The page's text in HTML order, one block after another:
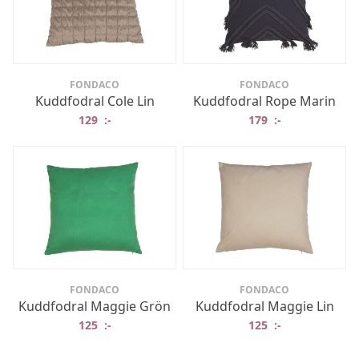
FONDACO
Kuddfodral Cole Lin
129 :-
FONDACO
Kuddfodral Rope Marin
179 :-
FONDACO
Kuddfodral Maggie Grön
125 :-
FONDACO
Kuddfodral Maggie Lin
125 :-